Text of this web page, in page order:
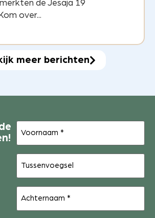
de Jesaja 19
over...
meer berichten
Voornaam
Tussenvoegsel
Achternaam